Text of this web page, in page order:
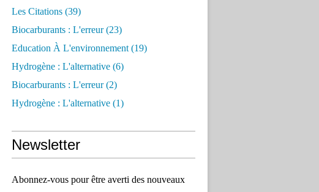
Les Citations (39)
Biocarburants : L'erreur(23)
Education À L'environnement (19)
Hydrogène : L'alternative (6)
Biocarburants : L'erreur(2)
Hydrogène : L'alternative (1)
Newsletter
Abonnez-vous pour être averti des nouveaux